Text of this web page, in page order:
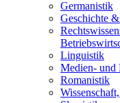
Germanistik
Geschichte
Linguistik
Medien- und
Romanistik